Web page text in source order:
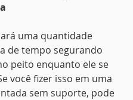
uma quantidade
de tempo segurando
peito enquanto ele se
você fizer isso em uma
sem suporte, pode